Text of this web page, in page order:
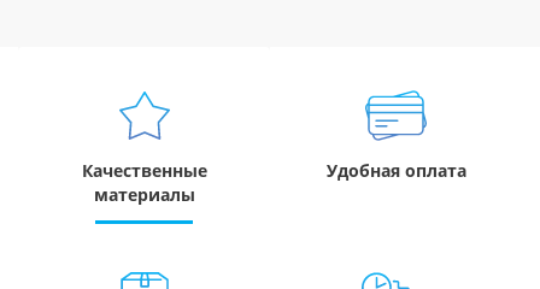
Качественные
материалы
Удобная оплата